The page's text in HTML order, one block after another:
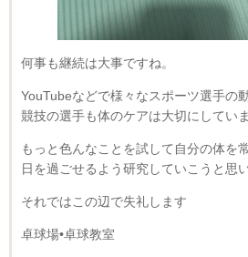
何事も継続は大事ですね。
YouTubeなどで様々なスポーツ選手の
競技の選手も体のケアは大切にしてい
もっと色んなことを試して自分の体を
日を過ごせるよう研究していこうと思
それではこの辺で失礼します
卓球場•卓球教室